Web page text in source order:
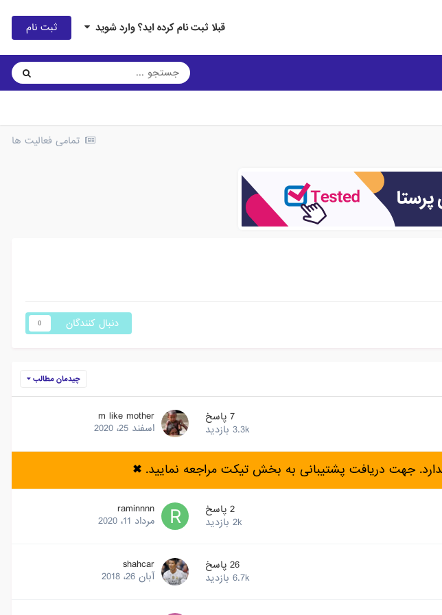
قبلا ثبت نام کرده اید؟ وارد شوید ثبت نام
تمامی فعالیت ها
دنبال کنندگان 0
چیدمان مطالب
7 پاسخ
3.3k بازدید
m like mother
اسفند 25، 2020
جهت دریافت پشتیبانی به بخش تیکت مراجعه نمایید.✖
2 پاسخ
2k بازدید
raminnnn
مرداد 11، 2020
26 پاسخ
6.7k بازدید
shahcar
آبان 26، 2018